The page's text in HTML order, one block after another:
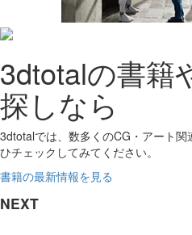
3dtotalの書籍
探しなら
3dtotalでは、数多くのCG・アート
ひチェックしてみてください。
書籍の最新情報を見る
NEXT